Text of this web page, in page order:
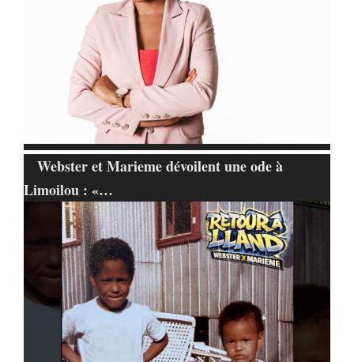
Webster et Marieme dévoilent une ode à
Limoilou : «…